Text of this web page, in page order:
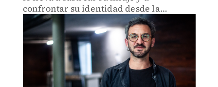
confrontar su identidad desde la
autocrítica colectiva.